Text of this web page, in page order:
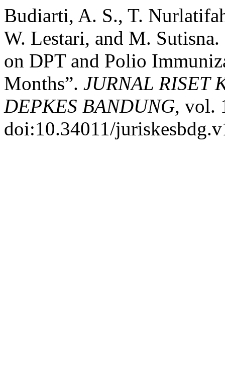
Budiarti, A. S., T.
W. Lestari, and M.
on DPT and Polio
Months”. JURNAL RISET
DEPKES BANDUNG, vol.
doi:10.34011/